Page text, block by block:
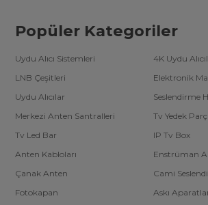
Popüler Kategoriler
Uydu Alıcı Sistemleri
4K Uydu
LNB Çeşitleri
Elektronik
Uydu Alıcılar
Seslendirme
Merkezi Anten Santralleri
Tv Yedek
Tv Led Bar
IP Tv Box
Anten Kabloları
Enstrüman
Çanak Anten
Cami
Fotokapan
Askı